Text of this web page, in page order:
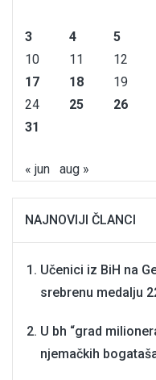
3
4 5
10
11 12
17
18 19
24
25 26
31
« jun aug »
NAJNOVIJI ČLANCI
Učenici iz BiH na
srebrenu medalju
U bh “grad
njemačkih